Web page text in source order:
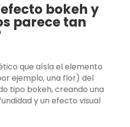
efecto bokeh y
parece tan
que aísla el elemento
ejemplo, una flor) del
tipo bokeh, creando una
y un efecto visual